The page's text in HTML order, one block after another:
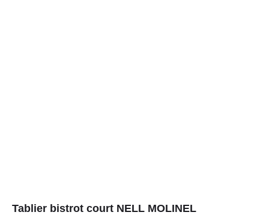
Tablier bistrot court NELL MOLINEL